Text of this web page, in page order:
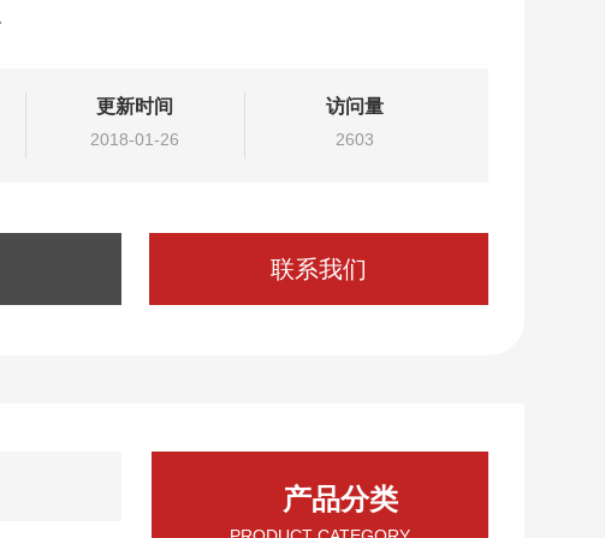
更新时间
2018-01-26
访问量
2603
联系我们
产品分类